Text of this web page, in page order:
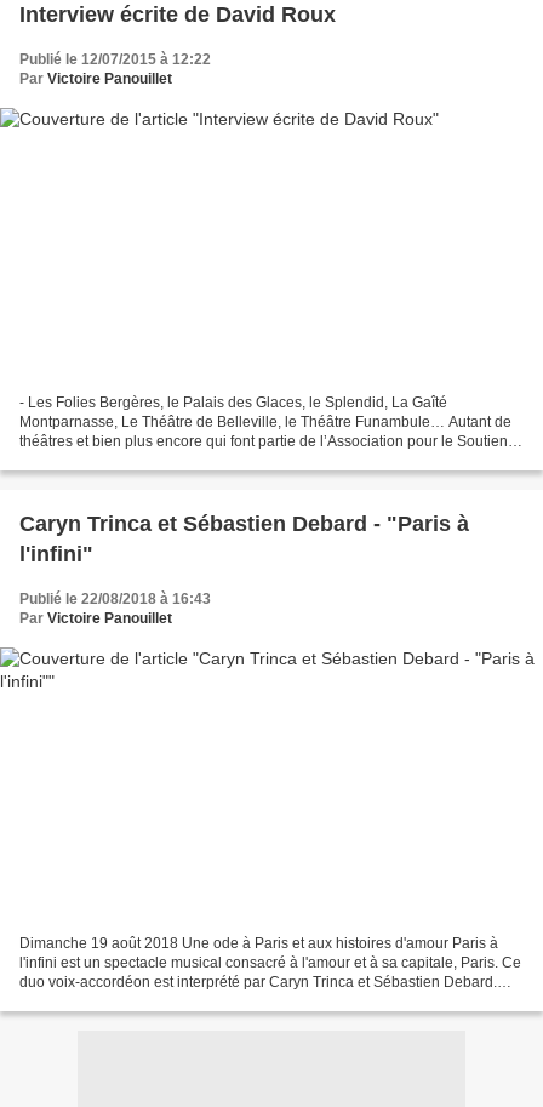
Interview écrite de David Roux
Publié le 12/07/2015 à 12:22
Par Victoire Panouillet
- Les Folies Bergères, le Palais des Glaces, le Splendid, La Gaîté
Montparnasse, Le Théâtre de Belleville, le Théâtre Funambule… Autant de
théâtres et bien plus encore qui font partie de l’Association pour le Soutien
Caryn Trinca et Sébastien Debard - "Paris à
l'infini"
Publié le 22/08/2018 à 16:43
Par Victoire Panouillet
Dimanche 19 août 2018 Une ode à Paris et aux histoires d'amour Paris à
l'infini est un spectacle musical consacré à l'amour et à sa capitale, Paris. Ce
duo voix-accordéon est interprété par Caryn Trinca et Sébastien Debard.